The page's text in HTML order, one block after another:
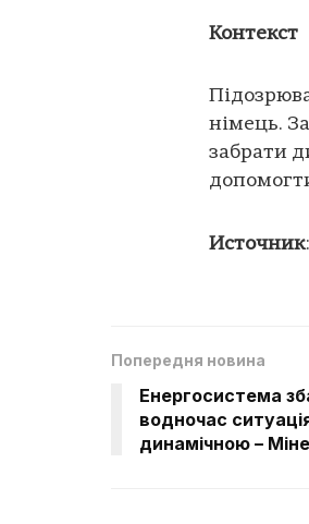
Контекст
німець.
забрати
Источник:
Попередня новина
Енергосистема
водночас
динамічною –